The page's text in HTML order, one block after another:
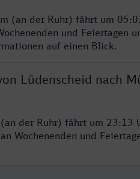
(an der Ruhr) fährt um
und Feiertagen
auf einen Blick.
Lüdenscheid nach
der Ruhr) fährt um 23:13
Wochenenden und